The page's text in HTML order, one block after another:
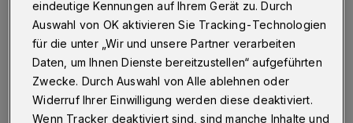
Wuppertal·In der Freiheitstraße hat am Dienstag (8.
März 2022) gegen 22:50 Uhr ein Kleinbus gebrannt.
eindeutige Kennungen auf Ihrem Gerät zu. Durch
Auswahl von OK aktivieren Sie Tracking-Technologien
für die unter „Wir und unsere Partner verarbeiten
Daten, um Ihnen Dienste bereitzustellen“ aufgeführten
Zwecke. Durch Auswahl von Alle ablehnen oder
Widerruf Ihrer Einwilligung werden diese deaktiviert.
Wenn Tracker deaktiviert sind, sind manche Inhalte und